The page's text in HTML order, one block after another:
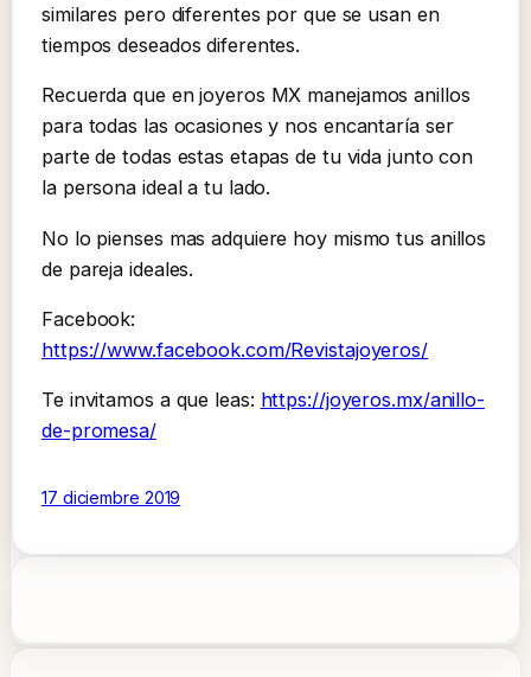
similares pero diferentes por que se usan en
tiempos deseados diferentes.
Recuerda que en joyeros MX manejamos anillos
para todas las ocasiones y nos encantaría ser
parte de todas estas etapas de tu vida junto con
la persona ideal a tu lado.
No lo pienses mas adquiere hoy mismo tus anillos
de pareja ideales.
Facebook:
https://www.facebook.com/Revistajoyeros/
Te invitamos a que leas: https://joyeros.mx/anillo-
de-promesa/
17 diciembre 2019